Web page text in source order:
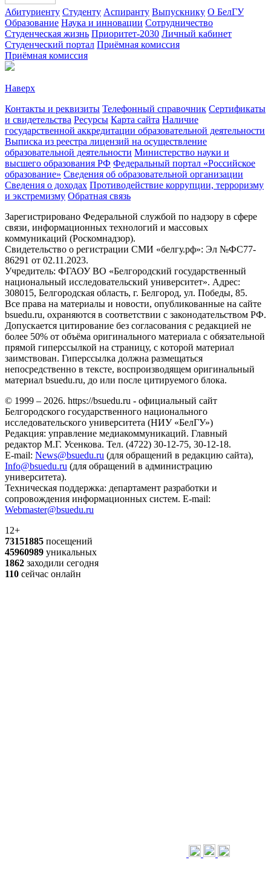
Абитуриенту Студенту Аспиранту Выпускнику О БелГУ
Образование Наука и инновации Сотрудничество
Студенческая жизнь Приоритет-2030 Личный кабинет
Студенческий портал Приёмная комиссия
Приёмная комиссия
Наверх
Контакты и реквизиты Телефонный справочник Сертификаты
и свидетельства Ресурсы Карта сайта Наличие
государственной аккредитации образовательной деятельности
Выписка из реестра лицензий на осуществление
образовательной деятельности Министерствo науки и
высшего образования РФ Федеральный портал «Российское
образование» Сведения об образовательной организации
Сведения о доходах Противодействие коррупции, терроризму
и экстремизму Обратная связь
Зарегистрировано Федеральной службой по надзору в сфере
связи, информационных технологий и массовых
коммуникаций (Роскомнадзор).
Свидетельство о регистрации СМИ «белгу.рф»: Эл №ФС77-
86291 от 02.11.2023.
Учредитель: ФГАОУ ВО «Белгородский государственный
национальный исследовательский университет». Адрес:
308015, Белгородская область, г. Белгород, ул. Победы, 85.
Все права на материалы и новости, опубликованные на сайте
bsuedu.ru, охраняются в соответствии с законодательством РФ.
Допускается цитирование без согласования с редакцией не
более 50% от объёма оригинального материала с обязательной
прямой гиперссылкой на страницу, с которой материал
заимствован. Гиперссылка должна размещаться
непосредственно в тексте, воспроизводящем оригинальный
материал bsuedu.ru, до или после цитируемого блока.
© 1999 – 2026. https://bsuedu.ru - официальный сайт
Белгородского государственного национального
исследовательского университета (НИУ «БелГУ»)
Редакция: управление медиакоммуникаций. Главный
редактор М.Г. Усенкова. Тел. (4722) 30-12-75, 30-12-18.
E-mail: News@bsuedu.ru (для обращений в редакцию сайта),
Info@bsuedu.ru (для обращений в администрацию
университета).
Техническая поддержка: департамент разработки и
сопровождения информационных систем. E-mail:
Webmaster@bsuedu.ru
12+
73151885 посещений
45960989 уникальных
1862 заходили сегодня
110 сейчас онлайн